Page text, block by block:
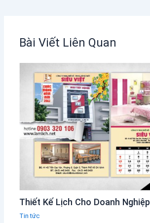
Bài Viết Liên Quan
Thiết Kế Lịch Cho Doanh Nghiệp
Tin tức